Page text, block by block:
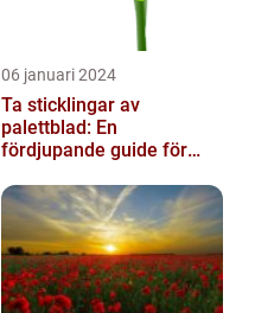
06 januari 2024
Ta sticklingar av
palettblad: En
fördjupande guide för